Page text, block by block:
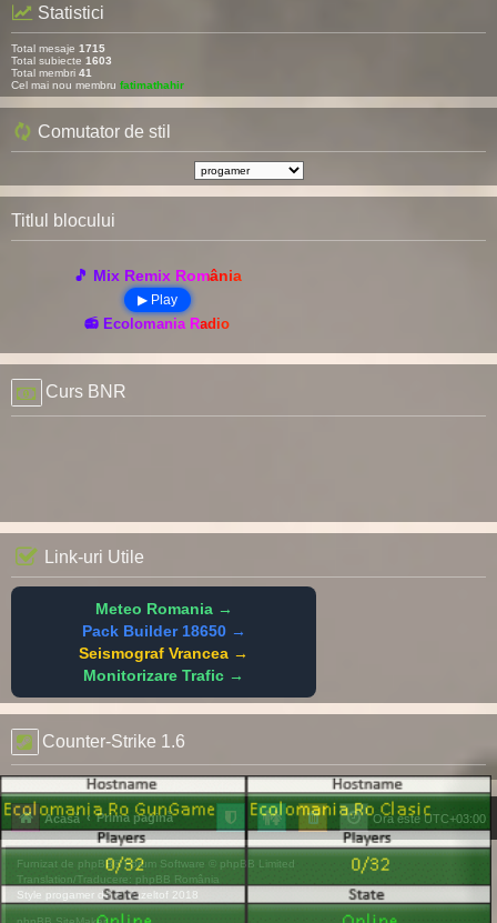
Statistici
Total mesaje 1715
Total subiecte 1603
Total membri 41
Cel mai nou membru fatimathahir
Comutator de stil
Titlul blocului
🎵 Mix Remix România
▶ Play
📻 Ecolomania Radio
Curs BNR
Link-uri Utile
Meteo Romania →
Pack Builder 18650 →
Seismograf Vrancea →
Monitorizare Trafic →
Counter-Strike 1.6
Acasă Prima pagină Ora este UTC+03:00
Furnizat de phpBB® Forum Software © phpBB Limited
Translation/Traducere: phpBB România
Style progamer de ©Mazeltof 2018